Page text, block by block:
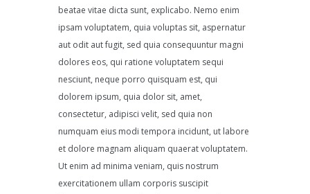
beatae vitae dicta sunt, explicabo. Nemo enim
ipsam voluptatem, quia voluptas sit, aspernatur
aut odit aut fugit, sed quia consequuntur magni
dolores eos, qui ratione voluptatem sequi
nesciunt, neque porro quisquam est, qui
dolorem ipsum, quia dolor sit, amet,
consectetur, adipisci velit, sed quia non
numquam eius modi tempora incidunt, ut labore
et dolore magnam aliquam quaerat voluptatem.
Ut enim ad minima veniam, quis nostrum
exercitationem ullam corporis suscipit